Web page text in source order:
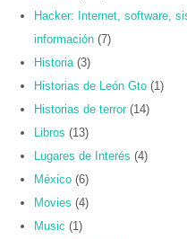
Hacker: Internet, software,
información (7)
Historia (3)
Historias de León Gto (1)
Historias de terror (14)
Libros (13)
Lugares de Interés (4)
México (6)
Movies (4)
Music (1)